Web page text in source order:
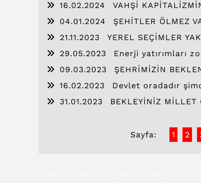
16.02.2024
VAHŞİ
04.01.2024
ŞEHİTLER ÖLMEZ
21.11.2023
YEREL SEÇİMLER
29.05.2023
Enerji yatırımları
09.03.2023
ŞEHRİMİZİN
16.02.2023
Devlet oradadır
31.01.2023
BEKLEYİNİZ MİLLET
Sayfa: 1 2